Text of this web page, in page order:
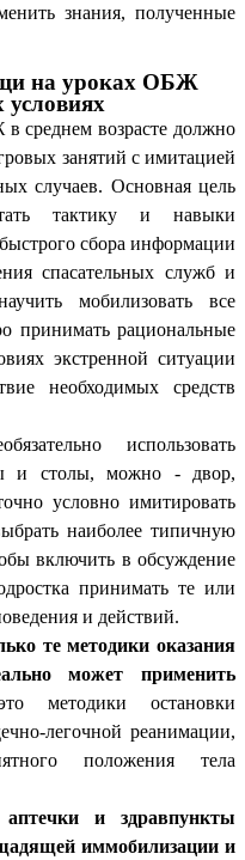
знания, полученные
на уроках ОБЖ
условиях
среднем возрасте должно
занятий с имитацией
случаев. Основная цель
тактику и навыки
сбора информации
спасательных служб и
мобилизовать все
принимать рациональные
экстренной ситуации
необходимых средств
использовать
и столы, можно - двор,
условно имитировать
наиболее типичную
включить в обсуждение
принимать те или
и действий.
те методики оказания
может применить
методики остановки
легочной реанимации,
положения тела
и здравпункты
иммобилизации и